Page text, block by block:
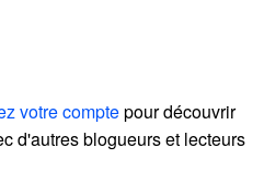
votre comptepour découvrir
d'autres blogueurs et lecteurs